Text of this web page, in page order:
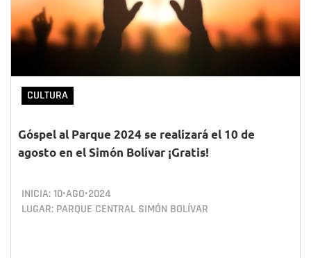
CULTURA
Góspel al Parque 2024 se realizará el 10 de
agosto en el Simón Bolívar ¡Gratis!
INICIA:10•AGO•2024
LUGAR: PARQUE CENTRAL SIMÓN BOLÍVAR